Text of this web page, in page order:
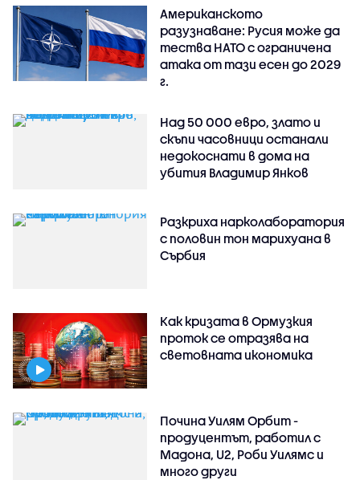
Американското
разузнаване: Русия може да
тества НАТО с ограничена
атака от тази есен до 2029
г.
Над 50 000 евро, злато и
скъпи часовници останали
недокоснати в дома на
убития Владимир Янков
Разкриха нарколаборатория
с половин тон марихуана в
Сърбия
Как кризата в Ормузкия
проток се отразява на
световната икономика
Почина Уилям Орбит -
продуцентът, работил с
Мадона, U2, Роби Уилямс и
много други